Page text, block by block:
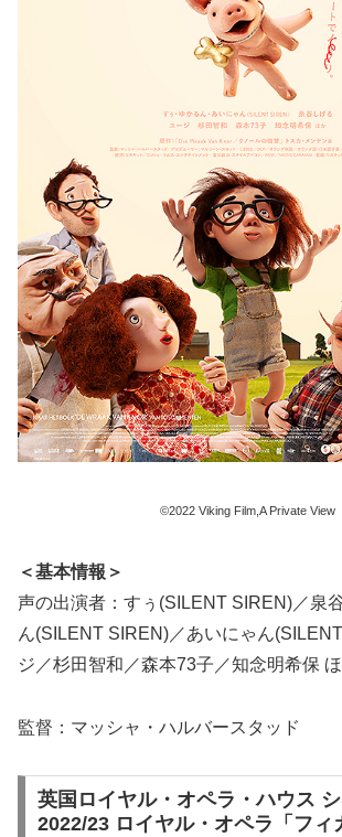
©2022 Viking Film,A Private View
＜基本情報＞
声の出演者：すぅ(SILENT SIREN)／泉
ん(SILENT SIREN)／あいにゃん
ジ／杉田智和／森本73子／知念明希保
監督：マッシャ・ハルバースタッド
英国ロイヤル・オペラ・ハウス
2022/23 ロイヤル・オペラ「フィ